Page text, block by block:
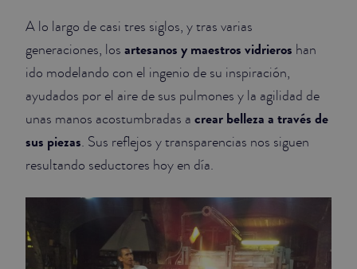
A lo largo de casi tres siglos, y tras varias
generaciones, los artesanos y maestros vidrieros han
ido modelando con el ingenio de su inspiración,
ayudados por el aire de sus pulmones y la agilidad de
unas manos acostumbradas a crear belleza a través de
sus piezas. Sus reflejos y transparencias nos siguen
resultando seductores hoy en día.